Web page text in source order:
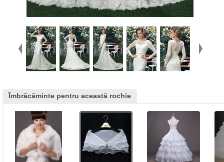
Îmbrăcăminte pentru această rochie